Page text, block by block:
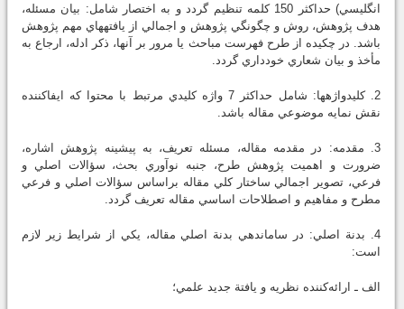
انگليسي) حداكثر 150 كلمه تنظيم گردد و به اختصار شامل: بيان مسئله،
هدف پژوهش، روش و چگونگي پژوهش و اجمالي از يافته‏هاي مهم پژوهش
باشد. در چكيده از طرح فهرست مباحث يا مرور بر آنها، ذكر ادله، ارجاع به
مأخذ و بيان شعاري خودداري گردد.
2. كليدواژه‏ها: شامل حداكثر 7 واژه كليدي مرتبط با محتوا كه ايفاكننده
نقش نمايه موضوعي مقاله باشد.
3. مقدمه: در مقدمه مقاله، مسئله تعريف، به پيشينه پژوهش اشاره،
ضرورت و اهميت پژوهش طرح، جنبه نوآوري بحث، سؤالات اصلي و
فرعي، تصوير اجمالي ساختار كلي مقاله براساس سؤالات اصلي و فرعي
مطرح و مفاهيم و اصطلاحات اساسي مقاله تعريف گردد.
4. بدنة اصلي: در سامان‏دهي بدنة اصلي مقاله، يكي از شرايط زير لازم
است:
الف ـ ارائه‌كننده نظريه و يافتة جديد علمي؛